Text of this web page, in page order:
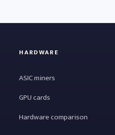
HARDWARE
ASIC miners
GPU cards
Hardware comparison